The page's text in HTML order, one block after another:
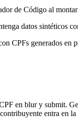
de Código al
datos sintéticos
CPFs generados
en blur y submit.
entra en la